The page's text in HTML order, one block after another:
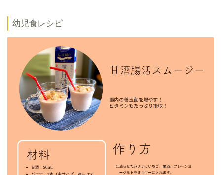
幼児食レシピ